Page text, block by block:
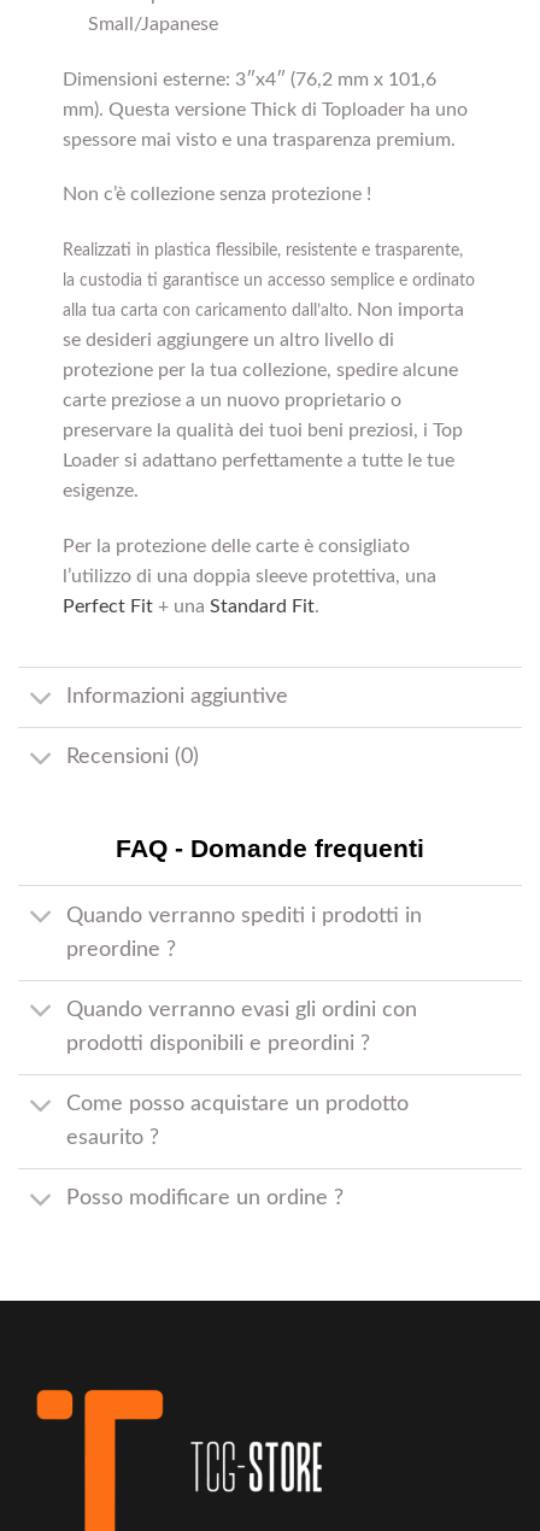
Small/Japanese
Dimensioni esterne: 3″x4″ (76,2 mm x 101,6
mm). Questa versione Thick di Toploader ha uno
spessore mai visto e una trasparenza premium.
Non c’è collezione senza protezione !
Realizzati in plastica flessibile, resistente e trasparente,
la custodia ti garantisce un accesso semplice e ordinato
alla tua carta con caricamento dall’alto. Non importa
se desideri aggiungere un altro livello di
protezione per la tua collezione, spedire alcune
carte preziose a un nuovo proprietario o
preservare la qualità dei tuoi beni preziosi, i Top
Loader si adattano perfettamente a tutte le tue
esigenze.
Per la protezione delle carte è consigliato
l’utilizzo di una doppia sleeve protettiva, una
Perfect Fit+ una Standard Fit.
Informazioni aggiuntive
Recensioni (0)
FAQ - Domande frequenti
Quando verranno spediti i prodotti in
preordine ?
Quando verranno evasi gli ordini con
prodotti disponibili e preordini ?
Come posso acquistare un prodotto
esaurito ?
Posso modificare un ordine ?